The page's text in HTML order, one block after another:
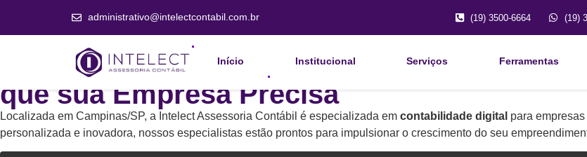
administrativo@intelectcontabil.com.br (19) 3500-6664 (19)
Início Institucional Serviços Ferramentas
A Contabilidade Digital
que sua Empresa Precisa
Localizada em Campinas/SP, a Intelect Assessoria Contábil é especializada em contabilidade digital para
personalizada e inovadora, nossos especialistas estão prontos para impulsionar o crescimento do seu